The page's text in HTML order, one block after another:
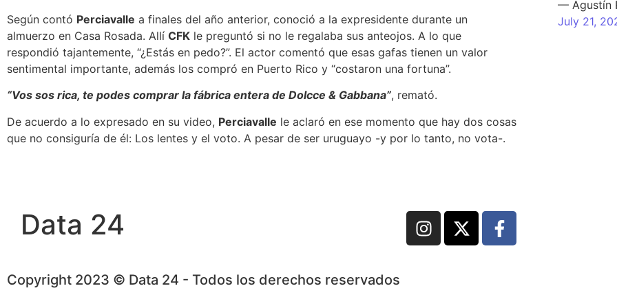
Según contó Perciavalle a finales del año anterior, conoció a la expresidente durante un
almuerzo en Casa Rosada. Allí CFK le preguntó si no le regalaba sus anteojos. A lo que
respondió tajantemente, “¿Estás en pedo?”. El actor comentó que esas gafas tienen un valor
sentimental importante, además los compró en Puerto Rico y “costaron una fortuna”.
“Vos sos rica, te podes comprar la fábrica entera de Dolcce & Gabbana”, remató.
De acuerdo a lo expresado en su video, Perciavalle le aclaró en ese momento que hay dos cosas
que no consiguría de él: Los lentes y el voto. A pesar de ser uruguayo -y por lo tanto, no vota-.
— Agustín
July 21,
Data 24
Copyright 2023 © Data 24 - Todos los derechos reservados